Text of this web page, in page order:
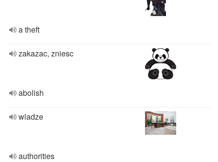
a theft
zakazac, zniesc
abolish
wladze
authorities